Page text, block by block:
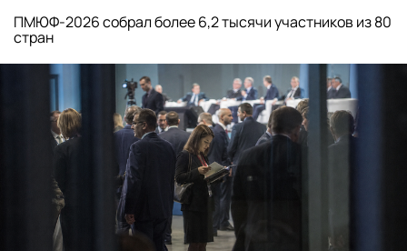
ПМЮФ-2026 собрал более 6,2 тысячи участников из 80
стран